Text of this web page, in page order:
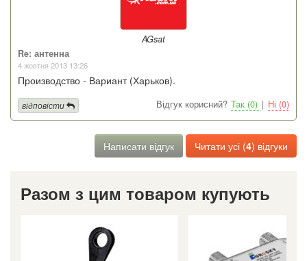
AGsat
Re: антенна
4 жовтня 2013 13:26
Производство - Вариант (Харьков).
Відгук корисний? Так (0) | Ні (0)
відповісти
Написати відгук Читати усі (4) відгуки
Разом з цим товаром купують